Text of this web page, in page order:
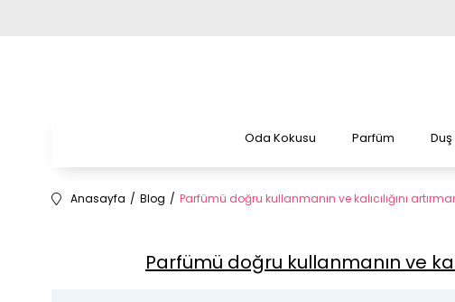
Oda Kokusu Parfüm Duş
Anasayfa Blog Parfümü doğru kullanmanın ve kalıcılığını
Parfümü doğru kullanmanın ve